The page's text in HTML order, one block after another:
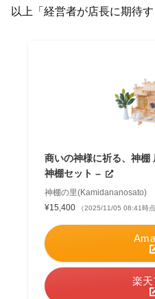
以上「経営者が店長に期待す
商いの神様に祈る、神棚
神棚セット –
神棚の里(Kamidananosato)
¥15,400
（2025/11/05 08:41時
楽